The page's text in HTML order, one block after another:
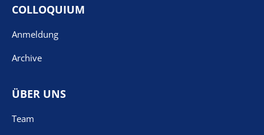
COLLOQUIUM
Anmeldung
Archive
ÜBER UNS
Team